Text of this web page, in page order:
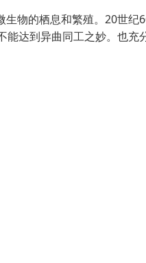
生物的栖息和繁殖。20世纪
能达到异曲同工之妙。也充